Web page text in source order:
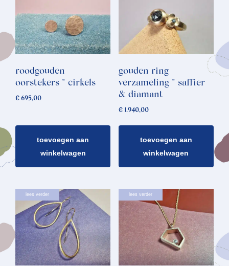
roodgouden
oorstekers * cirkels
€ 695,00
toevoegen aan
winkelwagen
gouden ring
verzameling * saffier
& diamant
€1.940,00
toevoegen aan
winkelwagen
lees verder lees verder